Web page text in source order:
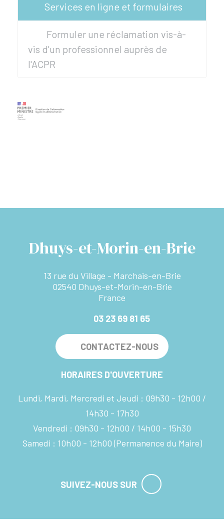
Services en ligne et formulaires
Formuler une réclamation vis-à-
vis d'un professionnel auprès de
l'ACPR
Dhuys-et-Morin-en-Brie
13 rue du Village - Marchais-en-Brie
02540 Dhuys-et-Morin-en-Brie
France
03 23 69 81 65
CONTACTEZ-NOUS
HORAIRES D'OUVERTURE
Lundi, Mardi, Mercredi et Jeudi : 09h30 - 12h00
14h30 - 17h30
Vendredi : 09h30 - 12h00
14h00 - 15h30
Samedi : 10h00 - 12h00 (Permanence du Maire)
SUIVEZ-NOUS SUR